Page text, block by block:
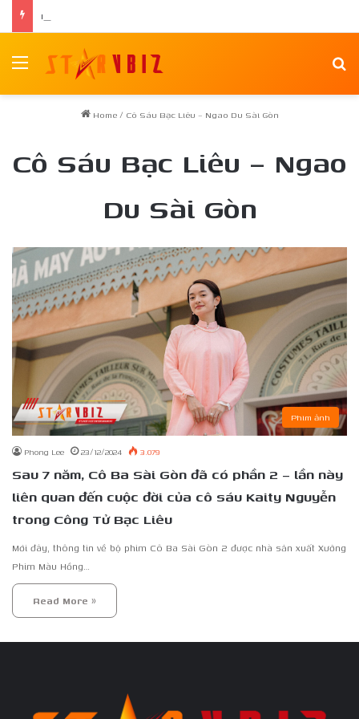
Menu
Home / Cô Sáu Bạc Liêu – Ngao Du Sài Gòn
Cô Sáu Bạc Liêu – Ngao
Du Sài Gòn
Phim ảnh
Phong Lee 23/12/2024 3.079
Sau 7 năm, Cô Ba Sài Gòn đã có phần 2 – lần này
liên quan đến cuộc đời của cô sáu Kaity Nguyễn
trong Công Tử Bạc Liêu
Mới đây, thông tin về bộ phim Cô Ba Sài Gòn 2 được nhà sản xuất Xưởng
Phim Màu Hồng…
Read More »